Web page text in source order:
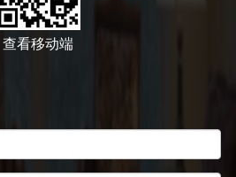
查看移动端